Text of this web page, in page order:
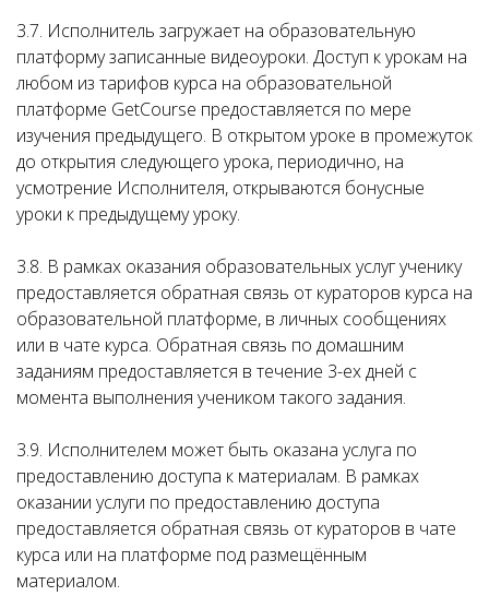
3.7. Исполнитель загружает на образовательную
платформу записанные видеоуроки. Доступ к урокам на
любом из тарифов курса на образовательной
платформе GetCourse предоставляется по мере
изучения предыдущего. В открытом уроке в промежуток
до открытия следующего урока, периодично, на
усмотрение Исполнителя, открываются бонусные
уроки к предыдущему уроку.
3.8. В рамках оказания образовательных услуг ученику
предоставляется обратная связь от кураторов курса на
образовательной платформе, в личных сообщениях
или в чате курса. Обратная связь по домашним
заданиям предоставляется в течение 3-ех дней с
момента выполнения учеником такого задания.
3.9. Исполнителем может быть оказана услуга по
предоставлению доступа к материалам. В рамках
оказании услуги по предоставлению доступа
предоставляется обратная связь от кураторов в чате
курса или на платформе под размещённым
материалом.